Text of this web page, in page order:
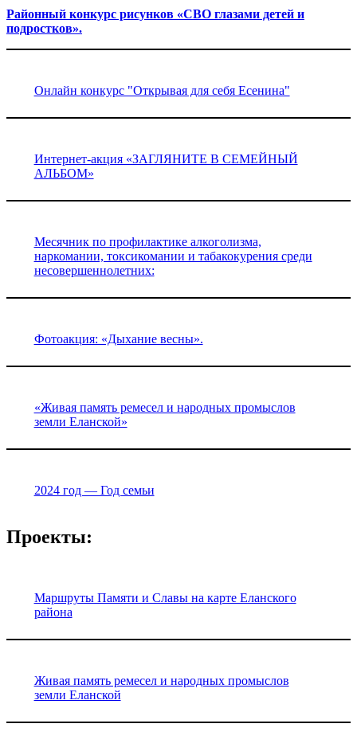
Районный конкурс рисунков «СВО глазами детей и
подростков».
Онлайн конкурс "Открывая для себя Есенина"
Интернет-акция «ЗАГЛЯНИТЕ В СЕМЕЙНЫЙ
АЛЬБОМ»
Месячник по профилактике алкоголизма,
наркомании, токсикомании и табакокурения среди
несовершеннолетних:
Фотоакция: «Дыхание весны».
«Живая память ремесел и народных промыслов
земли Еланской»
2024 год — Год семьи
Проекты:
Маршруты Памяти и Славы на карте Еланского
района
Живая память ремесел и народных промыслов
земли Еланской